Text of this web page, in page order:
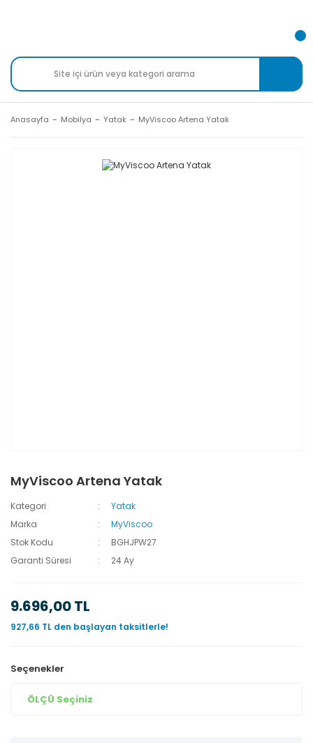
Anasayfa Mobilya Yatak MyViscoo Artena Yatak
MyViscoo Artena Yatak
Kategori
Yatak
Marka
MyViscoo
Stok Kodu
BGHJPW27
Garanti Süresi
24 Ay
9.696,00 TL
927,66 TL den başlayan taksitlerle!
Seçenekler